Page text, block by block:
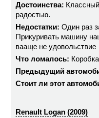
Достоинства:
радостью.
Недостатки: Один раз
Прикуривать машину
вааще не удовольствие
Что ломалось: Коробка
Предыдущий
Стоит ли этот
Renault Logan (2009)